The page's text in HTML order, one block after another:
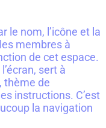
le nom, l’icône et la
membres à
de cet espace.
sert à
thème de
instructions. C’est
la navigation